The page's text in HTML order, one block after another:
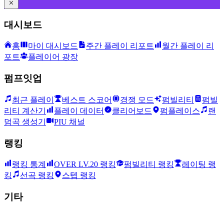
대시보드
홈 마이 대시보드 주간 플레이 리포트
월간 플레이 리
포트
플레이어 광장
펌프잇업
최근 플레이 베스트 스코어 경쟁 모드 펌빌리티
펌빌
리티 계산기
플레이 데이터 클리어보드 펌플레이스
랜
덤곡 생성기
PIU 채널
랭킹
랭킹 통계 OVER LV.20 랭킹 펌빌리티 랭킹
레이팅 랭
킹
선곡 랭킹 스텝 랭킹
기타